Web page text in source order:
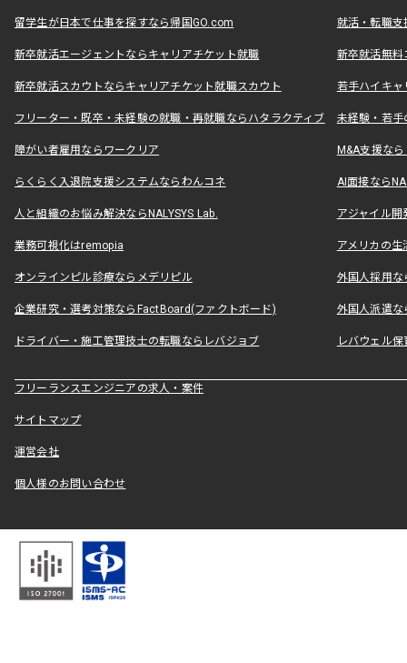
留学生が日本で仕事を探すなら帰国GO.com 就活・転職
新卒就活エージェントならキャリアチケット就職 新卒就活無料
新卒就活スカウトならキャリアチケット就職スカウト 若手ハイキ
フリーター・既卒・未経験の就職・再就職ならハタラクティブ 未経験・若手
障がい者雇用ならワークリア M&A支援な
らくらく入退院支援システムならわんコネ AI面接なら
人と組織のお悩み解決ならNALYSYS Lab. アジャイル
業務可視化はremopia アメリカの
オンラインピル診療ならメデリピル 外国人採用
企業研究・選考対策ならFactBoard(ファクトボード) 外国人派遣な
ドライバー・施工管理技士の転職ならレバジョブ レバウェル
フリーランスエンジニアの求人・案件
サイトマップ
運営会社
個人様のお問い合わせ